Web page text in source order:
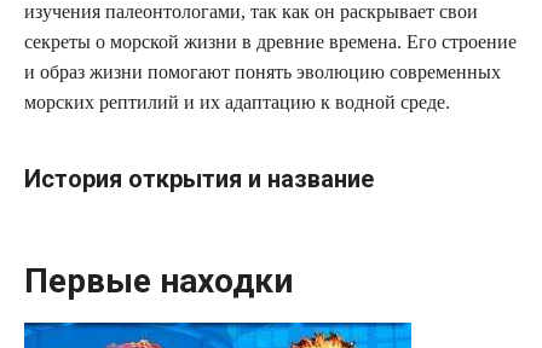
изучения палеонтологами, так как он раскрывает свои
секреты о морской жизни в древние времена. Его строение
и образ жизни помогают понять эволюцию современных
морских рептилий и их адаптацию к водной среде.
История открытия и название
Первые находки